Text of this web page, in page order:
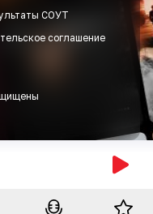
СОУТ
соглашение